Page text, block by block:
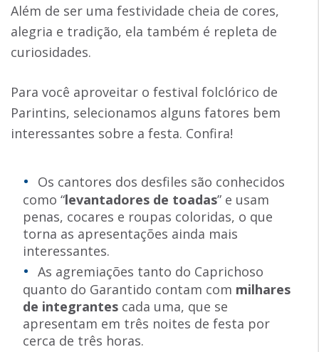
Além de ser uma festividade cheia de cores,
alegria e tradição, ela também é repleta de
curiosidades.
Para você aproveitar o festival folclórico de
Parintins, selecionamos alguns fatores bem
interessantes sobre a festa. Confira!
Os cantores dos desfiles são conhecidos
como “levantadores de toadas” e usam
penas, cocares e roupas coloridas, o que
torna as apresentações ainda mais
interessantes.
As agremiações tanto do Caprichoso
quanto do Garantido contam com milhares
de integrantescada uma, que se
apresentam em três noites de festa por
cerca de três horas.